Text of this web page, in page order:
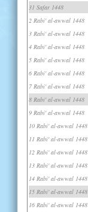
31 Safar 1448
2 Rabi' al-awwal 1448
3 Rabi' al-awwal 1448
4 Rabi' al-awwal 1448
5 Rabi' al-awwal 1448
6 Rabi' al-awwal 1448
7 Rabi' al-awwal 1448
8 Rabi' al-awwal 1448
9 Rabi' al-awwal 1448
10 Rabi' al-awwal 1448
11 Rabi' al-awwal 1448
12 Rabi' al-awwal 1448
13 Rabi' al-awwal 1448
14 Rabi' al-awwal 1448
15 Rabi' al-awwal 1448
16 Rabi' al-awwal 1448